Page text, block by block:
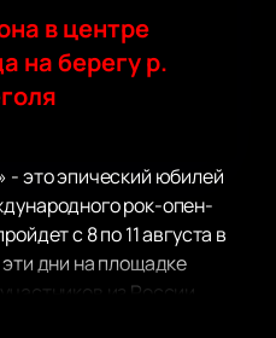
в центре
на берегу р.
- это эпический юбилей
рок-опен-
с 8 по 11 августа в
дни на площадке
из России,
и Средней Азии,